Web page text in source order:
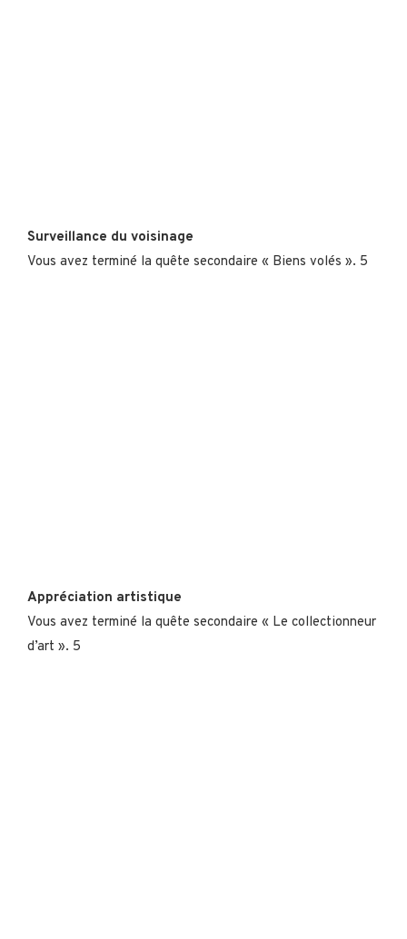
Surveillance du voisinage
Vous avez terminé la quête secondaire « Biens volés ». 5
Appréciation artistique
Vous avez terminé la quête secondaire « Le collectionneur
d’art ». 5